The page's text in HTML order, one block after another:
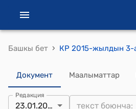
Башкы бет ›
Документ Маалыматтар
Редакция
23.01.2025